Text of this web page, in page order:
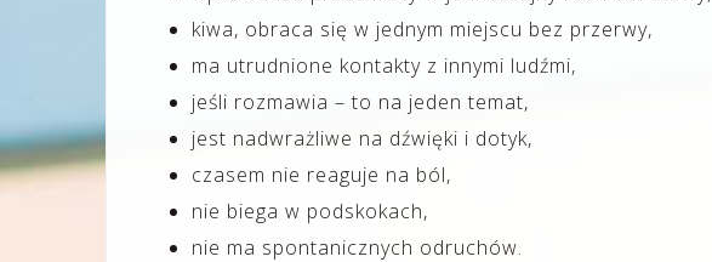
kiwa, obraca się w jednym miejscu bez przerwy,
ma utrudnione kontakty z innymi ludźmi,
jeśli rozmawia – to na jeden temat,
jest nadwrażliwe na dźwięki i dotyk,
czasem nie reaguje na ból,
nie biega w podskokach,
nie ma spontanicznych odruchów.